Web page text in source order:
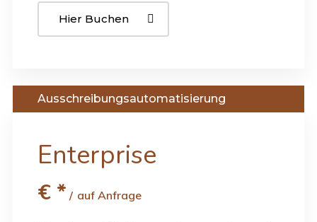
Hier Buchen
Enterprise
Ausschreibungsautomatisierung
€* auf Anfrage